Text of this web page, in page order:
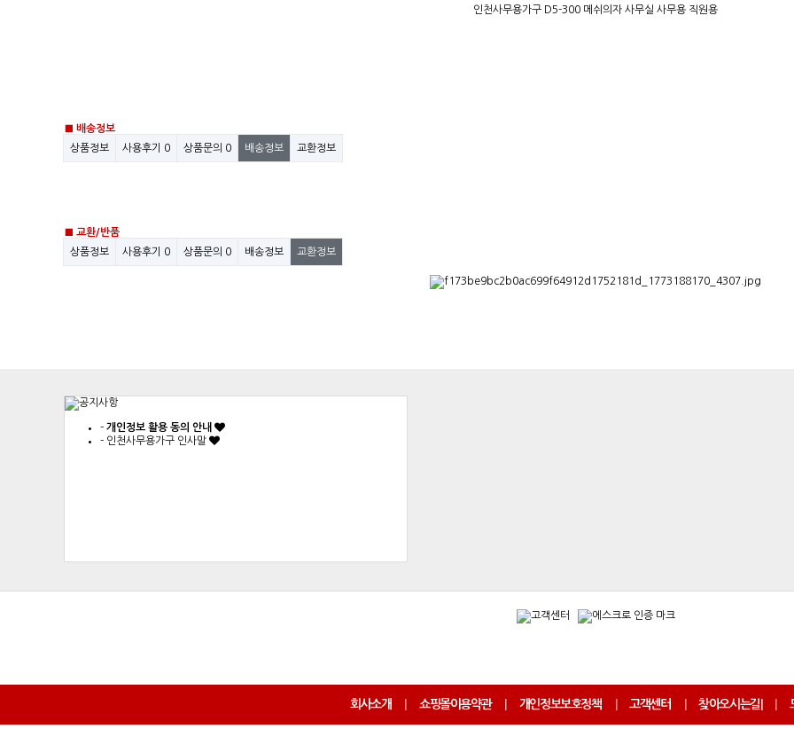
인천사무용가구 D5-300 메쉬의자 사무실 사무용 직원용
■ 배송정보
상품정보
사용후기 0 상품문의 0 배송정보 교환정보
■ 교환/반품
상품정보
사용후기 0 상품문의 0 배송정보 교환정보
- 개인정보 활용 동의 안내
- 인천사무용가구 인사말
회사소개 쇼핑몰이용약관 개인정보보호정책 고객센터 찾아오시는길